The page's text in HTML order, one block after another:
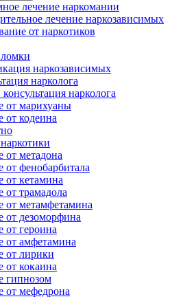
лечение наркомании
лечение наркозависимых
от наркотиков
наркозависимых
нарколога
нарколога
от марихуаны
от кодеина
от метадона
от фенобарбитала
от кетамина
от трамадола
от метамфетамина
от дезоморфина
от героина
от амфетамина
от лирики
от кокаина
гипнозом
от мефедрона